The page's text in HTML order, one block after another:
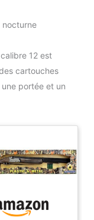
nocturne
12 est
cartouches
une portée et un